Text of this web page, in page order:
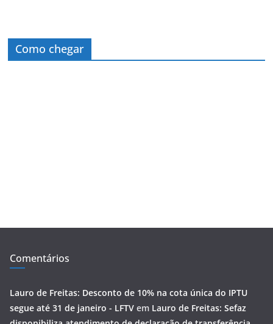
Como chegar
Comentários
Lauro de Freitas: Desconto de 10% na cota única do IPTU
segue até 31 de janeiro - LFTV em Lauro de Freitas: Sefaz